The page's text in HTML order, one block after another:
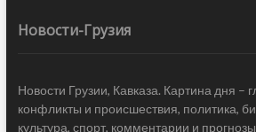
Новости-Грузия
Новости Грузии, Кавказа. Картина дня –
конфликты и происшествия, политика,
культура, спорт, комментарии и